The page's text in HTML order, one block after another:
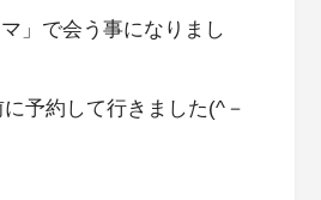
」で会う事になりまし
予約して行きました(^－